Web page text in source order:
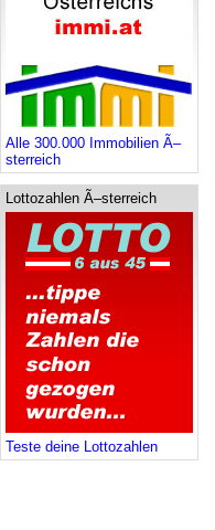
Alle 300.000 Immobilien Ã–
sterreich
Lottozahlen Ã–sterreich
Teste deine Lottozahlen